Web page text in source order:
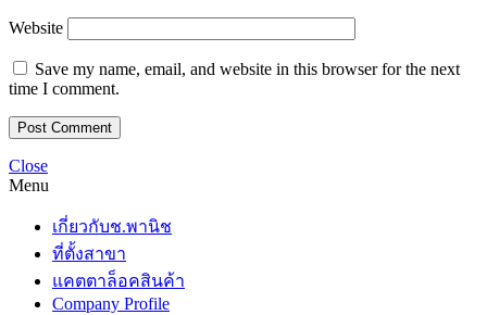
Website
Save my name, email, and website in this browser for the next
time I comment.
Close
Menu
เกี่ยวกับช.พานิช
ที่ตั้งสาขา
แคตตาล็อคสินค้า
Company Profile